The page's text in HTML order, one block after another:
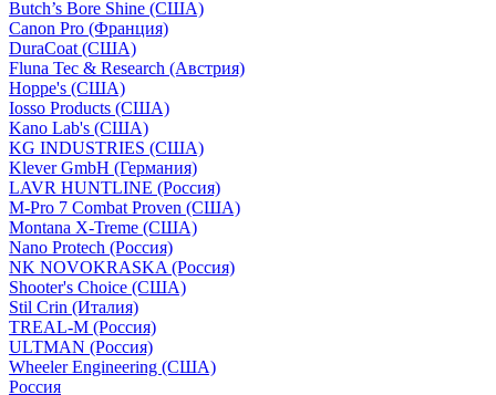
Butch’s Bore Shine (СШA)
Canon Pro (Франция)
DuraCoat (США)
Fluna Tec & Research (Австрия)
Hoppe's (США)
Iosso Products (США)
Kano Lab's (США)
KG INDUSTRIES (США)
Klever GmbH (Германия)
LAVR HUNTLINE (Россия)
M-Pro 7 Combat Proven (СШA)
Montana X-Treme (США)
Nano Protech (Россия)
NK NOVOKRASKA (Россия)
Shooter's Choice (СШA)
Stil Crin (Италия)
TREAL-M (Россия)
ULTMAN (Россия)
Wheeler Engineering (СШA)
Россия